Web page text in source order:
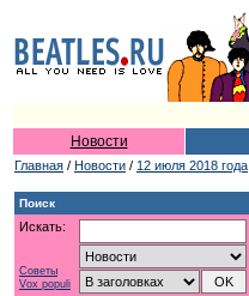
Новости
Главная / Новости / 12 июля 2018 года
Поиск
Искать:
Советы
Vox populi